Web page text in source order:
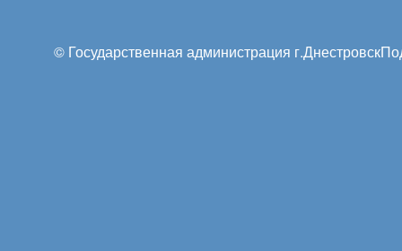
© Государственная администрация г.Днестровск